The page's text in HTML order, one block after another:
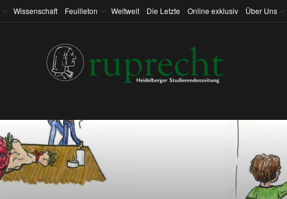
Wissenschaft Feuilleton Weltweit Die Letzte Online exklusiv Über Uns